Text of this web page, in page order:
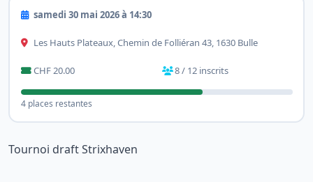
samedi 30 mai 2026 à 14:30
Les Hauts Plateaux, Chemin de Folliéran 43, 1630 Bulle
CHF 20.00 8 / 12 inscrits
4 places restantes
Tournoi draft Strixhaven